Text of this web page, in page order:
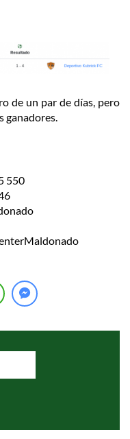
de un par de días, pero
ganadores.
550